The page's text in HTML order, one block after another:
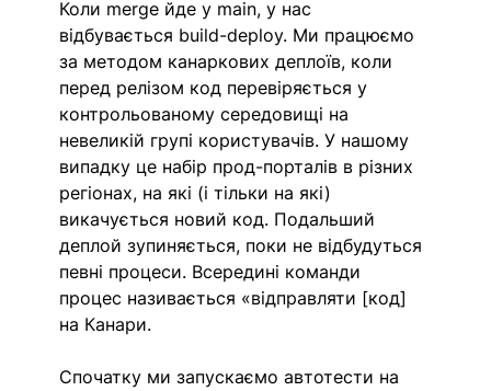
Коли merge йде у main, у нас
відбувається build-deploy. Ми працюємо
за методом канаркових деплоїв, коли
перед релізом код перевіряється у
контрольованому середовищі на
невеликій групі користувачів. У нашому
випадку це набір прод-порталів в різних
регіонах, на які (і тільки на які)
викачується новий код. Подальший
деплой зупиняється, поки не відбудуться
певні процеси. Всередині команди
процес називається «відправляти [код]
на Канари.
Спочатку ми запускаємо автотести на